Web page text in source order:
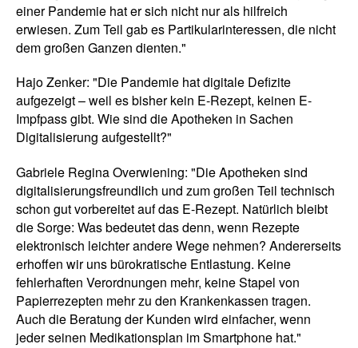
einer Pandemie hat er sich nicht nur als hilfreich
erwiesen. Zum Teil gab es Partikularinteressen, die nicht
dem großen Ganzen dienten."
Hajo Zenker: "Die Pandemie hat digitale Defizite
aufgezeigt – weil es bisher kein E-Rezept, keinen E-
Impfpass gibt. Wie sind die Apotheken in Sachen
Digitalisierung aufgestellt?"
Gabriele Regina Overwiening: "Die Apotheken sind
digitalisierungsfreundlich und zum großen Teil technisch
schon gut vorbereitet auf das E-Rezept. Natürlich bleibt
die Sorge: Was bedeutet das denn, wenn Rezepte
elektronisch leichter andere Wege nehmen? Andererseits
erhoffen wir uns bürokratische Entlastung. Keine
fehlerhaften Verordnungen mehr, keine Stapel von
Papierrezepten mehr zu den Krankenkassen tragen.
Auch die Beratung der Kunden wird einfacher, wenn
jeder seinen Medikationsplan im Smartphone hat."